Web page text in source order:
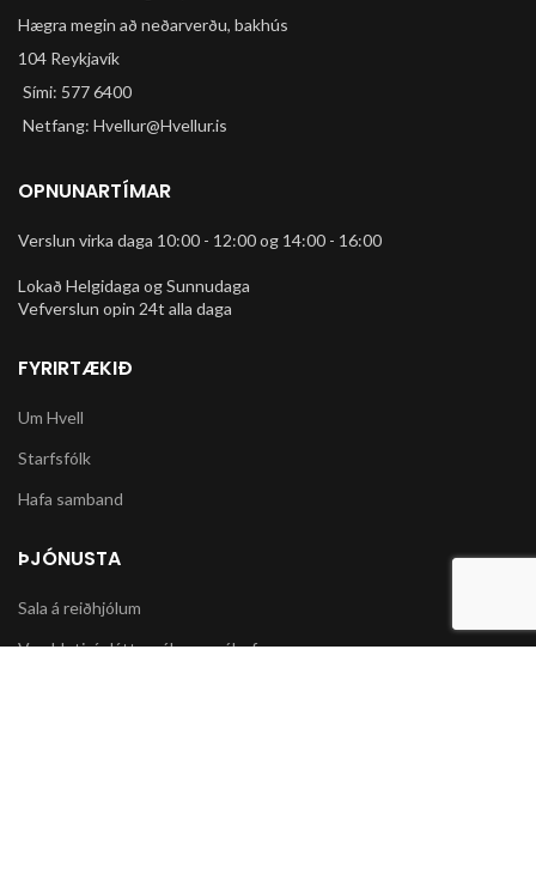
Hægra megin að neðarverðu, bakhús
104 Reykjavík
Sími: 577 6400
Netfang: Hvellur@Hvellur.is
OPNUNARTÍMAR
Verslun virka daga 10:00 - 12:00 og 14:00 - 16:00
Lokað Helgidaga og Sunnudaga
Vefverslun opin 24t alla daga
FYRIRTÆKIÐ
Um Hvell
Starfsfólk
Hafa samband
ÞJÓNUSTA
Sala á reiðhjólum
Varahlutir í slátturvélar og vélorf